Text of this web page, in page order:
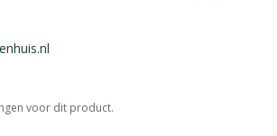
voor dit product.